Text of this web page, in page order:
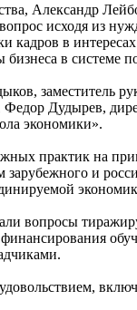
Александр
исходя из
кадров в
в системе
заместитель
Дудырев,
экономики».
практик на
и
вопросы